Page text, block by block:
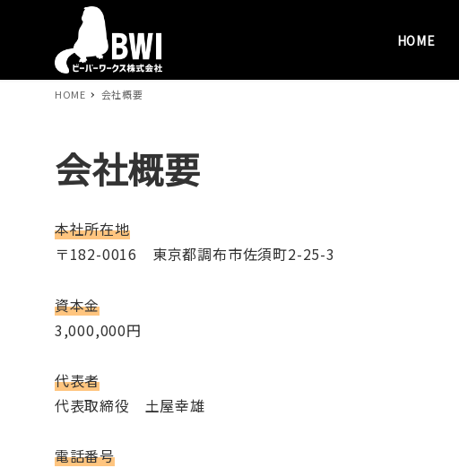
HOME
HOME 会社概要
会社概要
本社所在地
〒182-0016 東京都調布市佐須町2-25-3
資本金
3,000,000円
代表者
代表取締役 土屋幸雄
電話番号